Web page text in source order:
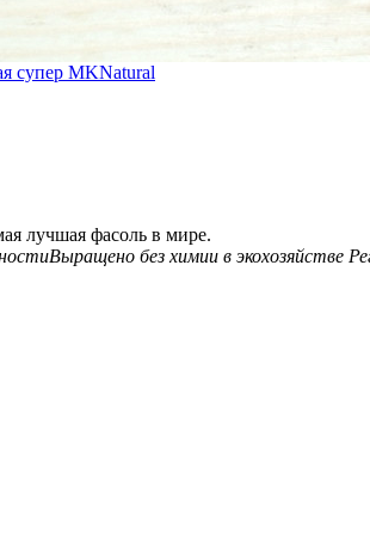
супер MKNatural
лучшая фасоль в мире.
Выращено без химии в экохозяйстве